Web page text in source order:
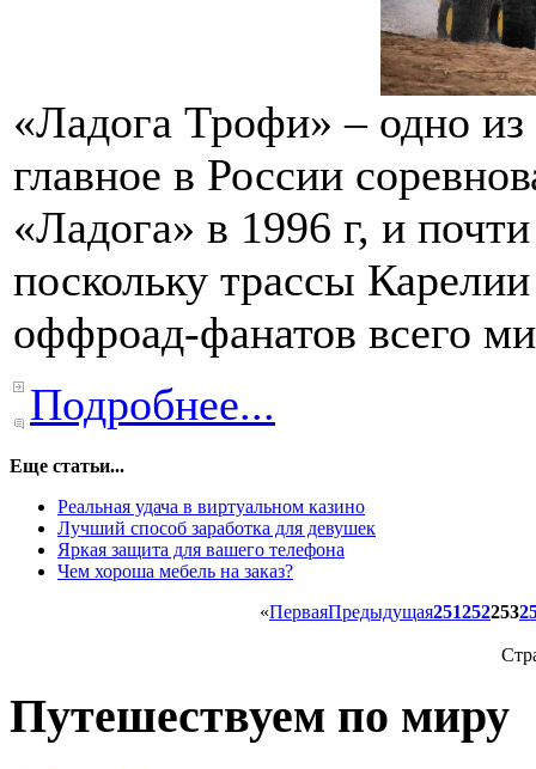
«Ладога Трофи» – одно
главное в России
«Ладога» в 1996 г, и
поскольку трассы
оффроад-фанатов всего
Подробнее...
Еще статьи...
Реальная удача в виртуальном казино
Лучший способ заработка для девушек
Яркая защита для вашего телефона
Чем хороша мебель на заказ?
«ПерваяПредыдущая251252253
Путешествуем по миру